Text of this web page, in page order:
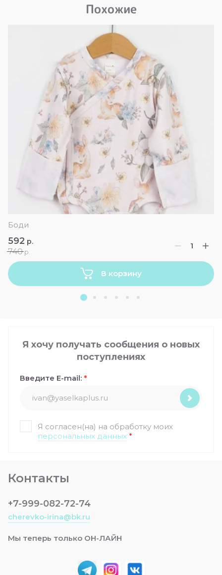
Похожие
Боди
740 р.
592 р.
В корзину
Контакты
+7-999-082-72-74
cherevko-irina@bk.ru
Мы теперь только ОН-ЛАЙН
Я хочу получать сообщения о новых
поступлениях
Я согласен(на) на обработку моих
персональных данных *
Введите E-mail: *